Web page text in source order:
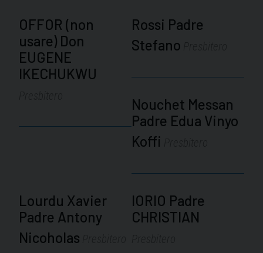
OFFOR (non
usare) Don
EUGENE
IKECHUKWU
Rossi Padre
Stefano
Nouchet Messan
Padre Edua Vinyo
Koffi
Lourdu Xavier
Padre Antony
Nicoholas
IORIO Padre
CHRISTIAN